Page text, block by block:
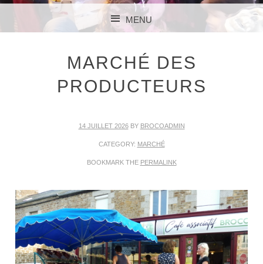
MENU
MARCHÉ DES
PRODUCTEURS
14 JUILLET 2026BY BROCOADMIN
CATEGORY: MARCHÉ
BOOKMARK THE PERMALINK